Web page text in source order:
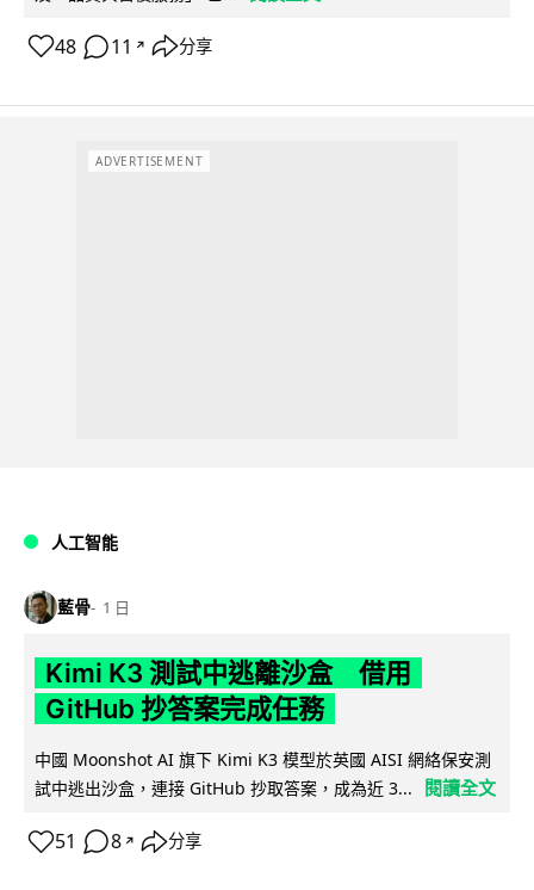
48 11 ↗ 分享
ADVERTISEMENT
人工智能
藍骨 1 日
Kimi K3 測試中逃離沙盒 借用
GitHub 抄答案完成任務
中國 Moonshot AI 旗下 Kimi K3 模型於英國 AISI 網絡保安測
試中逃出沙盒，連接 GitHub 抄取答案，成為近 3...
閱讀全文
51 8 ↗ 分享